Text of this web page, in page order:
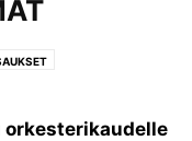
orkesterikaudelle